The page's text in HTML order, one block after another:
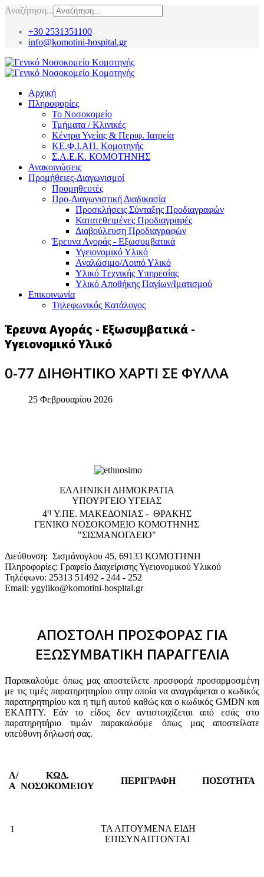
Αναζήτηση...
+30 2531351100
info@komotini-hospital.gr
Αρχική
Πληροφορίες
Το Νοσοκομείο
Τμήματα / Κλινικές
Κέντρα Υγείας & Περιφ. Ιατρεία
ΚΕ.Φ.Ι.ΑΠ. Κομοτηνής
Σ.Α.Ε.Κ. ΚΟΜΟΤΗΝΗΣ
Ανακοινώσεις
Προμήθειες-Διαγωνισμοί
Προμηθευτές
Προ-Διαγωνιστική Διαδικασία
Προσκλήσεις Σύνταξης Προδιαγραφών
Κατατεθειμένες Προδιαγραφές
Διαβούλευση Προδιαγραφών
Έρευνα Αγοράς - Εξωσυμβατικά
Υγειονομικό Υλικό
Αναλώσιμο/Λοιπό Υλικό
Υλικό Tεχνικής Yπηρεσίας
Υλικό Αποθήκης Παγίων/Ιματισμού
Επικοινωνία
Τηλεφωνικός Κατάλογος
Έρευνα Αγοράς - Εξωσυμβατικά -
Υγειονομικό Υλικό
0-77 ΔΙΗΘΗΤΙΚΟ ΧΑΡΤΙ ΣΕ ΦΥΛΛΑ
25 Φεβρουαρίου 2026
EΛΛΗΝΙΚΗ ΔΗΜΟΚΡΑΤΙΑ
ΥΠΟΥΡΓΕΙΟ ΥΓΕΙΑΣ
4η Υ.ΠΕ. ΜΑΚΕΔΟΝΙΑΣ - ΘΡΑΚΗΣ
ΓΕΝΙΚΟ NΟΣΟΚΟΜΕΙΟ ΚΟΜΟΤΗΝΗΣ
"ΣΙΣΜΑΝΟΓΛΕΙΟ"
Διεύθυνση: Σισμάνογλου 45, 69133 ΚΟΜΟΤΗΝΗ
Πληροφορίες: Γραφείο Διαχείρισης Υγειονομικού Υλικού
Τηλέφωνο: 25313 51492 - 244 - 252
Email: ygyliko@komotini-hospital.gr
ΑΠΟΣΤΟΛΗ ΠΡΟΣΦΟΡΑΣ ΓΙΑ
ΕΞΩΣΥΜΒΑΤΙΚΗ ΠΑΡΑΓΓΕΛΙΑ
Παρακαλούμε όπως μας αποστείλετε προσφορά προσαρμοσμένη
με τις τιμές παρατηρητηρίου στην οποία να αναγράφεται ο κωδικός
παρατηρητηρίου και η τιμή αυτού καθώς και ο κωδικός GMDN και
ΕΚΑΠΤΥ. Εάν το είδος δεν αντιστοιχίζεται από εσάς στο
παρατηρητήριο τιμών παρακαλούμε όπως μας αποστείλατε
υπεύθυνη δήλωσή σας.
Α/
Α
ΚΩΔ.
ΝΟΣΟΚΟΜΕΙΟΥ
ΠΕΡΙΓΡΑΦΗ ΠΟΣΟΤΗΤΑ
1
ΤΑ ΑΙΤΟΥΜΕΝΑ ΕΙΔΗ
ΕΠΙΣΥΝΑΠΤΟΝΤΑΙ